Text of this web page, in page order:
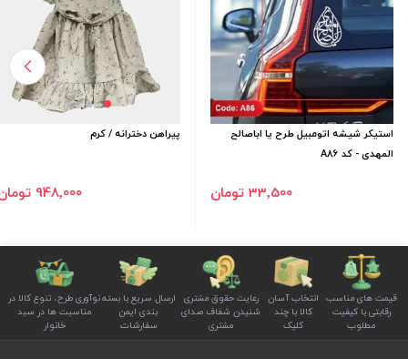
استیکر شیشه اتومبیل طرح یا اباصالح
المهدی - کد A86
33٬500 تومان
پیراهن دخترانه / کرم
948٬000 تومان
قیمت های مناسب
رقابتی با کیفیت
مطلوب
انتخاب آسان
کالا با چند
کلیک
رعایت حقوق مشتری
شنیدن شفاف صدای
مشتری
ارسال سریع با بسته
بندی ایمن
سفارشات
نوآوری طرح، تنوع کالا در
مناسبت ها در سبد
خانوار